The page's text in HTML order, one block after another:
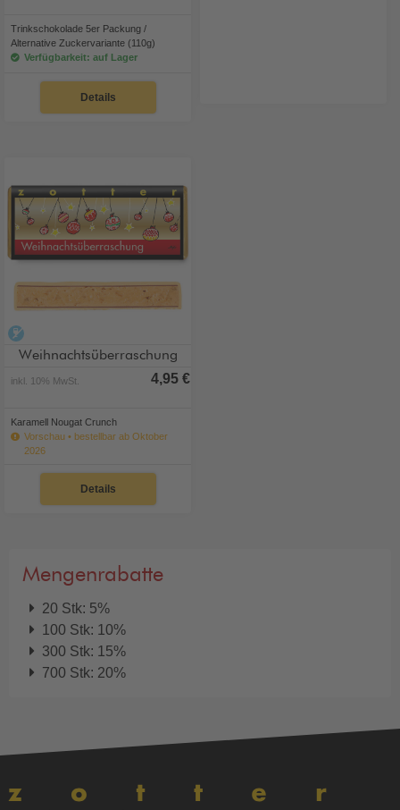
Trinkschokolade 5er Packung /
Alternative Zuckervariante (110g)
Verfügbarkeit: auf Lager
Details
Weihnachtsüberraschung
inkl. 10% MwSt. 4,95 €
Karamell Nougat Crunch
Vorschau • bestellbar ab Oktober
2026
Details
Mengenrabatte
20 Stk: 5%
100 Stk: 10%
300 Stk: 15%
700 Stk: 20%